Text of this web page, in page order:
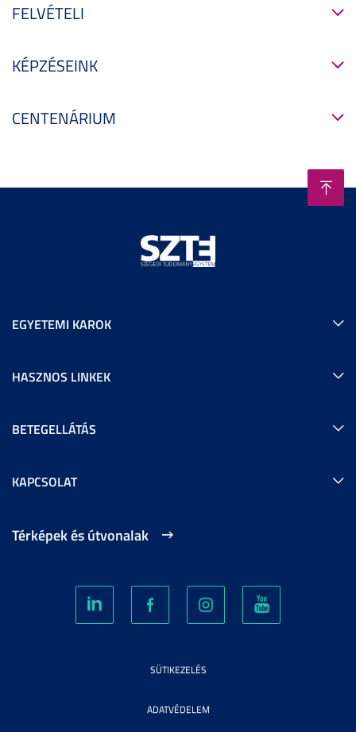
FELVÉTELI
KÉPZÉSEINK
CENTENÁRIUM
EGYETEMI KAROK
HASZNOS LINKEK
BETEGELLÁTÁS
KAPCSOLAT
Térképek és útvonalak
SÜTIKEZELÉS
ADATVÉDELEM